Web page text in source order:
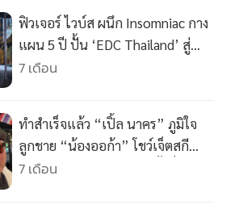
ฟิวเจอร์ ไวบ์ส ผนึก Insomniac กาง
แผน 5 ปี ปั้น ‘EDC Thailand’ สู่
Music Destination ระดับโลก คาด
7 เดือน
ทำสำเร็จแล้ว “เปิ้ล นาคร” ภูมิใจ
ลูกชาย “น้องออก้า” โชว์เจ็ตสกี
ผาดโผน พิธีเปิดซีเกมส์ ครั้งที่ 33
7 เดือน